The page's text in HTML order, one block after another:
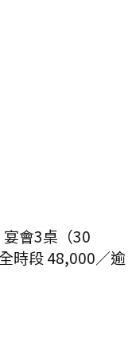
會3桌（30
時段 48,000／逾